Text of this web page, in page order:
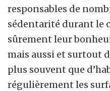
responsables de
sédentarité durant le
sûrement leur
mais aussi et surtout
plus souvent que
régulièrement les